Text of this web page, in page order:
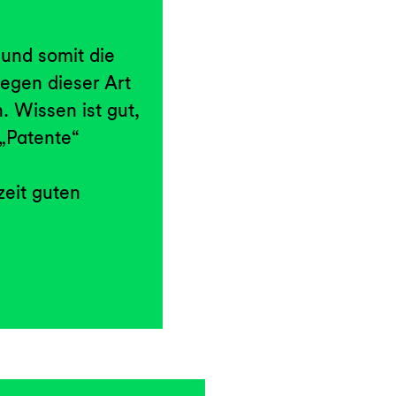
somit die
dieser Art
Wissen ist gut,
guten